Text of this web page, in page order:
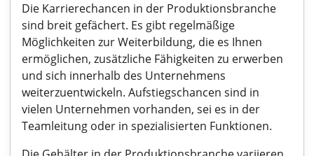
Die Karrierechancen in der Produktionsbranche
sind breit gefächert. Es gibt regelmäßige
Möglichkeiten zur Weiterbildung, die es Ihnen
ermöglichen, zusätzliche Fähigkeiten zu erwerben
und sich innerhalb des Unternehmens
weiterzuentwickeln. Aufstiegschancen sind in
vielen Unternehmen vorhanden, sei es in der
Teamleitung oder in spezialisierten Funktionen.